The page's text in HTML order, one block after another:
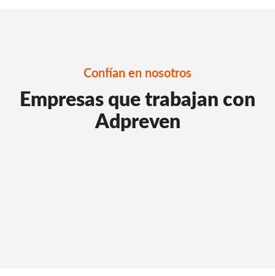
Confían en nosotros
Empresas que trabajan con
Adpreven